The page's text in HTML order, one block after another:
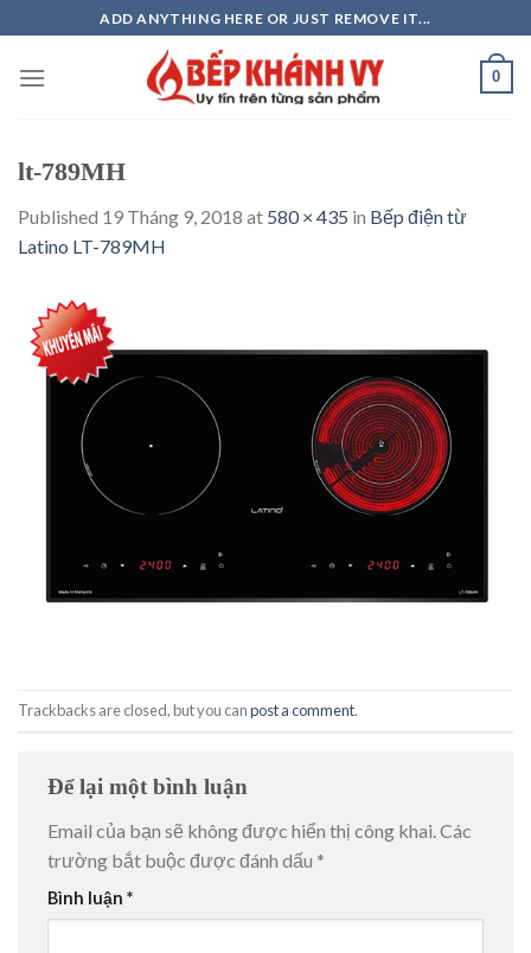
to
content
ADD ANYTHING HERE OR JUST REMOVE IT...
0
lt-789MH
Published 19 Tháng 9, 2018 at 580 × 435 in Bếp điện từ
Latino LT-789MH
Trackbacks are closed, but you canpost a comment.
Để lại một bình luận
Email của bạn sẽ không được hiển thị công khai.Các
trường bắt buộc được đánh dấu *
Bình luận *